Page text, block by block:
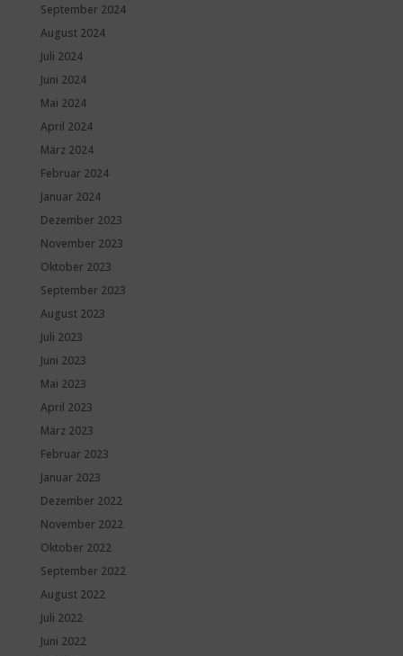
September 2024
August 2024
Juli 2024
Juni 2024
Mai 2024
April 2024
März 2024
Februar 2024
Januar 2024
Dezember 2023
November 2023
Oktober 2023
September 2023
August 2023
Juli 2023
Juni 2023
Mai 2023
April 2023
März 2023
Februar 2023
Januar 2023
Dezember 2022
November 2022
Oktober 2022
September 2022
August 2022
Juli 2022
Juni 2022